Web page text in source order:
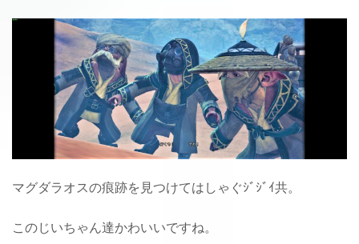
マグダラオスの痕跡を見つけてはしゃぐｼﾞｼﾞｲ共。
このじいちゃん達かわいいですね。